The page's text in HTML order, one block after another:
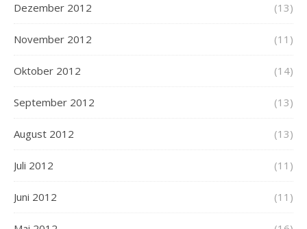
Dezember 2012 (13)
November 2012 (11)
Oktober 2012 (14)
September 2012 (13)
August 2012 (13)
Juli 2012 (11)
Juni 2012 (11)